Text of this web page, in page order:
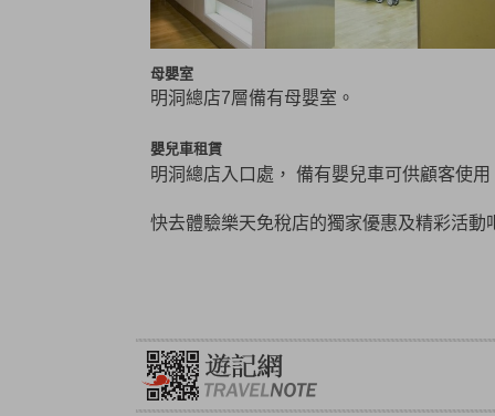
母嬰室
明洞總店7層備有母嬰室。
嬰兒車租賃
明洞總店入口處， 備有嬰兒車可供顧客使用
快去體驗樂天免稅店的獨家優惠及精彩活動